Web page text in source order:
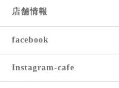
店舗情報
facebook
Instagram-cafe